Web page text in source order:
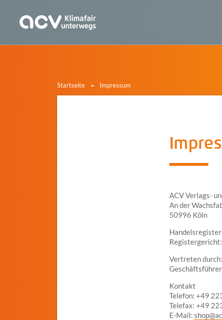
Startseite Impressum
ACV Verlags-
An der
50996 Köln
Vertreten durch:
Kontakt
Telefon: +49
Telefax: +49
E-Mail: